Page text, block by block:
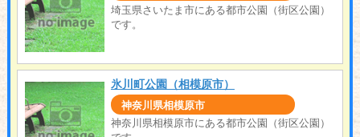
埼玉県さいたま市にある都市公園（街区公園）
です。
氷川町公園（相模原市）
神奈川県相模原市
神奈川県相模原市にある都市公園（街区公園）